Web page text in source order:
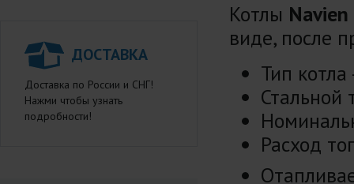
ДОСТАВКА
Доставка по России и СНГ!
Нажми чтобы узнать
подробности!
Котлы
виде, после
Тип
Стальной
Расход